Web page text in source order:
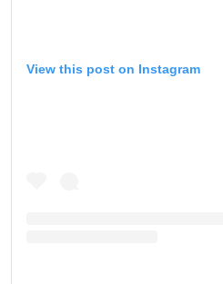
View this post on Instagram